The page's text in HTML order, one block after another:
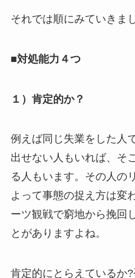
それでは順にみていきま
■対処能力４つ
１）肯定的か？
例えば同じ失業をした人
出せない人もいれば、そ
る人もいます。その人の
よって事態の捉え方は変
ーツ観戦で窮地から挽回
とがありますよね。
肯定的にとらえているか